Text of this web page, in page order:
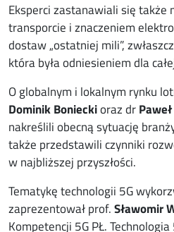
Eksperci zastanawiali się także
transporcie i znaczeniem
dostaw „ostatniej mili”,
która była odniesieniem dla
O globalnym i lokalnym rynku
Dominik Bonieckioraz dr
nakreślili obecną sytuację
także przedstawili czynniki
w najbliższej przyszłości.
Tematykę technologii 5G
zaprezentował prof.Sławomir
Kompetencji 5G PŁ. Technologia